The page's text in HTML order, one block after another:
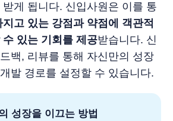
게 됩니다. 신입사원은 이를 통
고 있는 강점과 약점에 객관적
있는 기회를 제공받습니다. 신
백, 리뷰를 통해 자신만의 성장
발 경로를 설정할 수 있습니다.
성장을 이끄는 방법